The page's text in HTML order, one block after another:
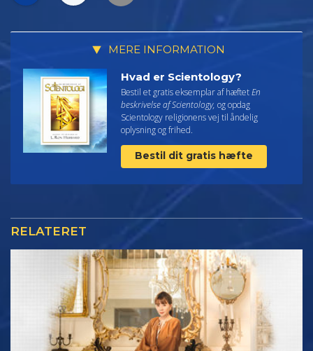
MERE INFORMATION
Hvad er Scientology?
Bestil et gratis eksemplar af hæftetEn
beskrivelse af Scientology, og opdag
Scientology religionens vej til åndelig
oplysning og frihed.
Bestil dit gratis hæfte
RELATERET